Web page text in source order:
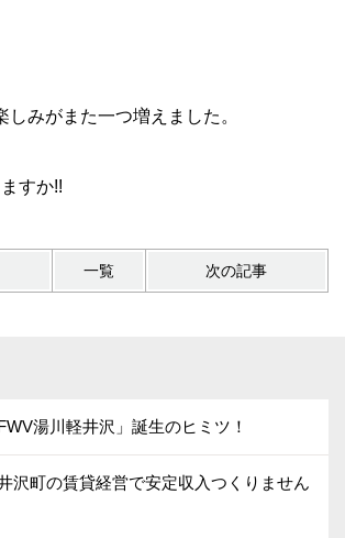
しみがまた一つ増えました。
すか!!
一覧 次の記事
FWV湯川軽井沢」誕生のヒミツ！
沢町の賃貸経営で安定収入つくりません